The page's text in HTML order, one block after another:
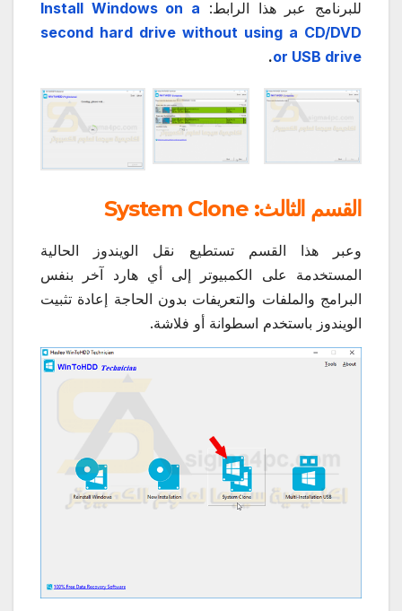
للبرنامج عبر هذا الرابط: Install Windows on a
second hard drive without using a CD/DVD
or USB drive
.
القسم الثالث: System Clone
وعبر هذا القسم تستطيع نقل الويندوز الحالية
المستخدمة على الكمبيوتر إلى أي هارد آخر بنفس
البرامج والملفات والتعريفات بدون الحاجة إعادة تثبيت
الويندوز باستخدم اسطوانة أو فلاشة.